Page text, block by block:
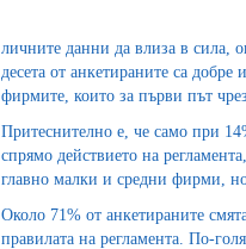
личните данни да влиза в сила,
десета от анкетираните са
фирмите, които за първи път
Притеснително е, че само при
спрямо действието на
главно малки и средни фирми,
Около 71% от анкетираните
правилата на регламента. По-